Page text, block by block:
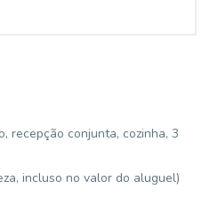
recepção conjunta, cozinha, 3
incluso no valor do aluguel)